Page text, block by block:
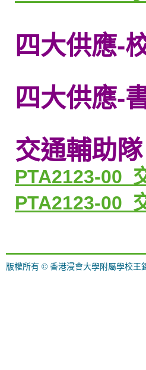
四大供應-
四大供應-
交通輔助隊
PTA2123-00_
PTA2123-00_
版權所有 © 香港浸會大學附屬學校王